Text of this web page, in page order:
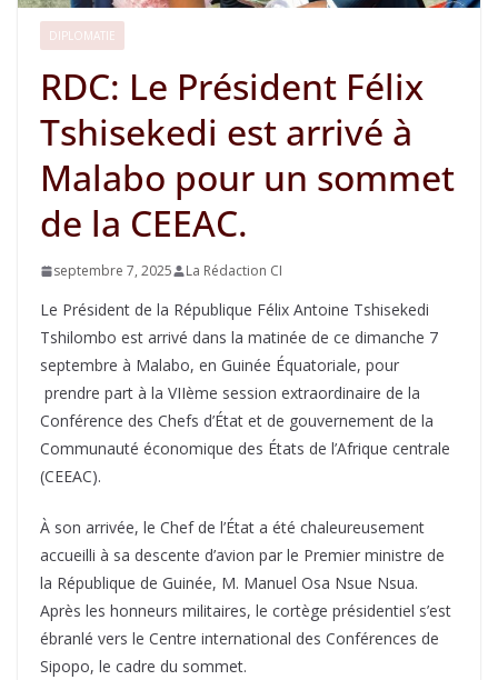
DIPLOMATIE
RDC: Le Président Félix
Tshisekedi est arrivé à
Malabo pour un sommet
de la CEEAC.
septembre 7, 2025 La Rédaction CI
Le Président de la République Félix Antoine Tshisekedi
Tshilombo est arrivé dans la matinée de ce dimanche 7
septembre à Malabo, en Guinée Équatoriale, pour
prendre part à la VIIème session extraordinaire de la
Conférence des Chefs d’État et de gouvernement de la
Communauté économique des États de l’Afrique centrale
(CEEAC).
À son arrivée, le Chef de l’État a été chaleureusement
accueilli à sa descente d’avion par le Premier ministre de
la République de Guinée, M. Manuel Osa Nsue Nsua.
Après les honneurs militaires, le cortège présidentiel s’est
ébranlé vers le Centre international des Conférences de
Sipopo, le cadre du sommet.